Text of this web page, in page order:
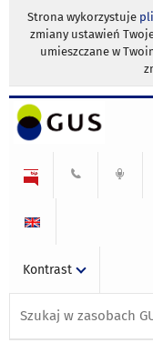
Strona wykorzystuje
zmiany ustawień
umieszczane w
Kontrast